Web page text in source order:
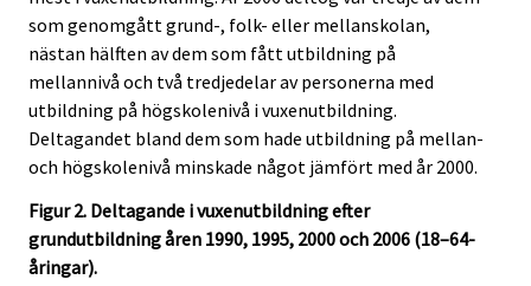
som genomgått grund-, folk- eller mellanskolan,
nästan hälften av dem som fått utbildning på
mellannivå och två tredjedelar av personerna med
utbildning på högskolenivå i vuxenutbildning.
Deltagandet bland dem som hade utbildning på mellan-
och högskolenivå minskade något jämfört med år 2000.
Figur 2. Deltagande i vuxenutbildning efter
grundutbildning åren 1990, 1995, 2000 och 2006 (18–64-
åringar).